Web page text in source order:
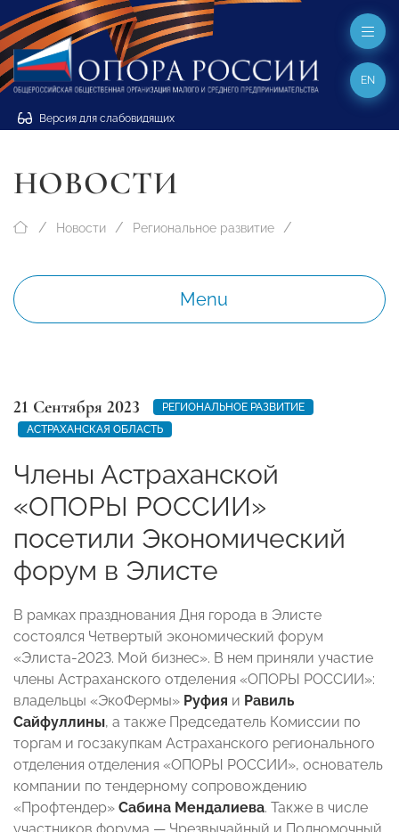
Версия для слабовидящих
EN
НОВОСТИ
Новости Региональное развитие
Menu
21 Сентября 2023
РЕГИОНАЛЬНОЕ РАЗВИТИЕ
АСТРАХАНСКАЯ ОБЛАСТЬ
Члены Астраханской
«ОПОРЫ РОССИИ»
посетили Экономический
форум в Элисте
В рамках празднования Дня города в Элисте
состоялся Четвертый экономический форум
«Элиста-2023. Мой бизнес». В нем приняли участие
члены Астраханского отделения «ОПОРЫ РОССИИ»:
владельцы «ЭкоФермы» Руфия и Равиль
Сайфуллины, а также Председатель Комиссии по
торгам и госзакупкам Астраханского регионального
отделения отделения «ОПОРЫ РОССИИ», основатель
компании по тендерному сопровождению
«Профтендер» Сабина Мендалиева. Также в числе